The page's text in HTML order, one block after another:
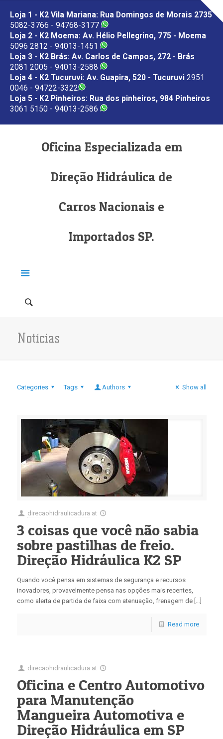
Loja 1 - K2 Vila Mariana: Rua Domingos de Morais 2735
5082-3766 - 94768-3177
Loja 2 - K2 Moema: Av. Hélio Pellegrino, 775 - Moema
5096 2812 - 94013-1451
Loja 3 - K2 Brás: Av. Carlos de Campos, 272 - Brás
2081 2005 - 94013-2588
Loja 4 - K2 Tucuruvi: Av. Guapira, 520 - Tucuruvi 2951
0046 - 94722-3322
Loja 5 - K2 Pinheiros: Rua dos pinheiros, 984 Pinheiros
3061 5150 - 94013-2586
Oficina Especializada em
Direção Hidráulica de
Carros Nacionais e
Importados SP.
Notícias
Categories Tags Authors Show all
direcaohidraulicadura at
3 coisas que você não sabia
sobre pastilhas de freio.
Direção Hidráulica K2 SP
Quando você pensa em sistemas de segurança e recursos
inovadores, provavelmente pensa nas opções mais recentes,
como alerta de partida de faixa com atenuação, frenagem de […]
Read more
direcaohidraulicadura at
Oficina e Centro Automotivo
para Manutenção
Mangueira Automotiva e
Direção Hidráulica em SP